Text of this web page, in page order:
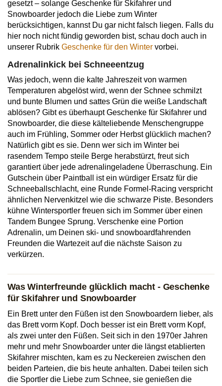
gesetzt – solange Geschenke für Skifahrer und
Snowboarder jedoch die Liebe zum Winter
berücksichtigen, kannst Du gar nicht falsch liegen. Falls du
hier noch nicht fündig geworden bist, schau doch auch in
unserer Rubrik Geschenke für den Winter vorbei.
Adrenalinkick bei Schneeentzug
Was jedoch, wenn die kalte Jahreszeit von warmen
Temperaturen abgelöst wird, wenn der Schnee schmilzt
und bunte Blumen und sattes Grün die weiße Landschaft
ablösen? Gibt es überhaupt Geschenke für Skifahrer und
Snowboarder, die diese kälteliebende Menschengruppe
auch im Frühling, Sommer oder Herbst glücklich machen?
Natürlich gibt es sie. Denn wer sich im Winter bei
rasendem Tempo steile Berge herabstürzt, freut sich
garantiert über jede adrenalingeladene Überraschung. Ein
Gutschein über Paintball ist ein würdiger Ersatz für die
Schneeballschlacht, eine Runde Formel-Racing verspricht
ähnlichen Nervenkitzel wie die schwarze Piste. Besonders
kühne Wintersportler freuen sich im Sommer über einen
Tandem Bungee Sprung. Verschenke eine Portion
Adrenalin, um Deinen ski- und snowboardfahrenden
Freunden die Wartezeit auf die nächste Saison zu
verkürzen.
Was Winterfreunde glücklich macht - Geschenke
für Skifahrer und Snowboarder
Ein Brett unter den Füßen ist den Snowboardern lieber, als
das Brett vorm Kopf. Doch besser ist ein Brett vorm Kopf,
als zwei unter den Füßen. Seit sich in den 1970er Jahren
mehr und mehr Snowboarder unter die längst etablierten
Skifahrer mischten, kam es zu Neckereien zwischen den
beiden Parteien, die bis heute anhalten. Dabei teilen sich
die Sportler die Liebe zum Schnee, sie genießen die